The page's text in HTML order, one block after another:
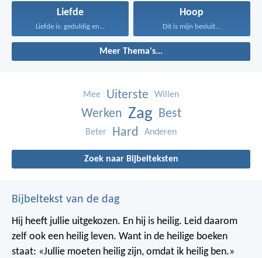
Liefde
Liefde is: geduldig en...
Hoop
Dit is mijn besluit...
Meer Thema's...
Mee Uiterste Willen
Werken Zag Best
Beter Hard Anderen
Zoek naar Bijbelteksten
Bijbeltekst van de dag
Hij heeft jullie uitgekozen. En hij is heilig. Leid daarom
zelf ook een heilig leven. Want in de heilige boeken
staat: «Jullie moeten heilig zijn, omdat ik heilig ben.»